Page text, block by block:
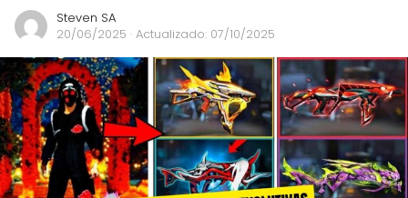
Steven SA
20/06/2025 · Actualizado: 07/10/2025